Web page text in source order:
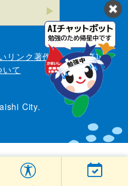
リンク著作権・免責事項
いて
City.